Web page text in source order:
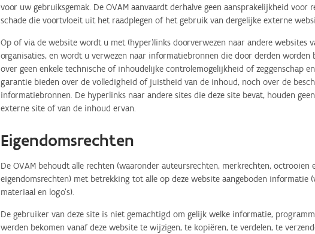
voor uw gebruiksgemak. De OVAM aanvaardt derhalve geen aansprakelijkheid voor
schade die voortvloeit uit het raadplegen of het gebruik van dergelijke externe
Op of via de website wordt u met (hyper)links doorverwezen naar andere websites
organisaties, en wordt u verwezen naar informatiebronnen die door derden worden
over geen enkele technische of inhoudelijke controlemogelijkheid of zeggenschap
garantie bieden over de volledigheid of juistheid van de inhoud, noch over de
informatiebronnen. De hyperlinks naar andere sites die deze site bevat, houden
externe site of van de inhoud ervan.
Eigendomsrechten
De OVAM behoudt alle rechten (waaronder auteursrechten, merkrechten, octrooien
eigendomsrechten) met betrekking tot alle op deze website aangeboden informatie
materiaal en logo's).
De gebruiker van deze site is niet gemachtigd om gelijk welke informatie,
werden bekomen vanaf deze website te wijzigen, te kopiëren, te verdelen, te